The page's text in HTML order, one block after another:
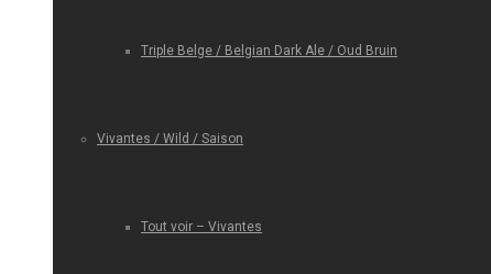
Triple Belge / Belgian Dark Ale / Oud Bruin
Vivantes / Wild / Saison
Tout voir – Vivantes